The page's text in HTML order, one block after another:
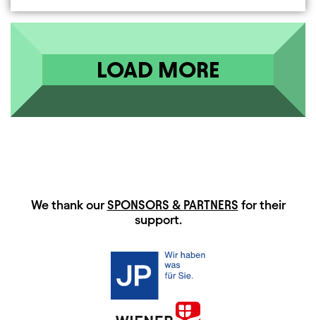
LOAD MORE
HAUPTSPONSOREN
We thank ourSPONSORS & PARTNERS for their
support.